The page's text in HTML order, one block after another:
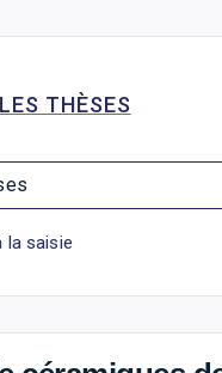
LES THÈSES
la saisie